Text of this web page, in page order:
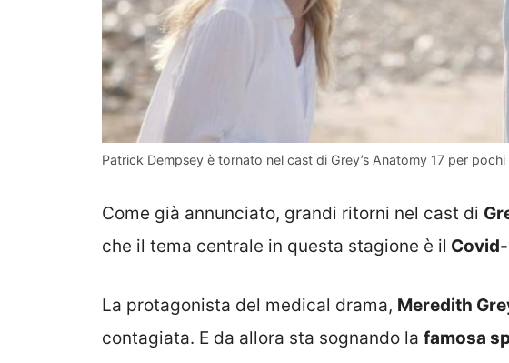
Patrick Dempsey è tornato nel cast di Grey’s Anatomy 17 per
Come già annunciato, grandi ritorni nel cast di
che il tema centrale in questa stagione è il
La protagonista del medical drama, Meredith
contagiata. E da allora sta sognando la famosa